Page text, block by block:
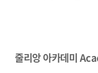
줄리앙 아카데미